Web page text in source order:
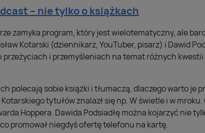
– nie tylko o książkach
zamyka program, który jest wielotematyczny, ale
Kotarski (dziennikarz, YouTuber, pisarz) i Dawid
przeżyciach i przemyśleniach na temat różnych
polecają sobie książki i tłumaczą, dlaczego warto je
tytułów znalazł się np. W świetle i w
Hoppera. Dawida Podsiadłę można kojarzyć nie
promował niegdyś ofertę telefonu na kartę.